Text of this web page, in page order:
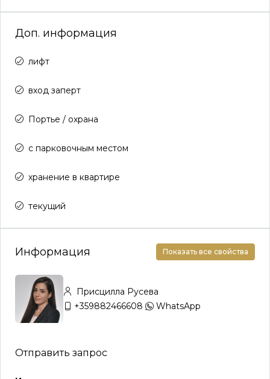
Доп. информация
лифт
вход заперт
Портье / охрана
с парковочным местом
хранение в квартире
текущий
Информация Показать все свойства
Присцилла Русева
+359882466608
WhatsApp
Отправить запрос